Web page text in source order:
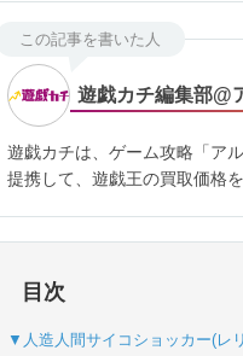
この記事を書いた人
遊戯カチ編集部@
遊戯カチは、ゲーム攻略「ア
提携して、遊戯王の買取価格を
目次
▼人造人間サイコショッカー(レ